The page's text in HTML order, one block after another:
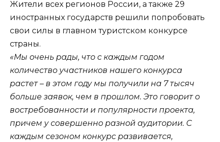
Жители всех регионов России, а также 29
иностранных государств решили попробовать
свои силы в главном туристском конкурсе
страны.
«Мы очень рады, что с каждым годом
количество участников нашего конкурса
растет – в этом году мы получили на 7 тысяч
больше заявок, чем в прошлом. Это говорит о
востребованности и популярности проекта,
причем у совершенно разной аудитории. С
каждым сезоном конкурс развивается,